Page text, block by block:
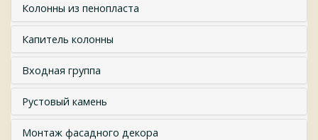
Колонны из пенопласта
Капитель колонны
Входная группа
Рустовый камень
Монтаж фасадного декора